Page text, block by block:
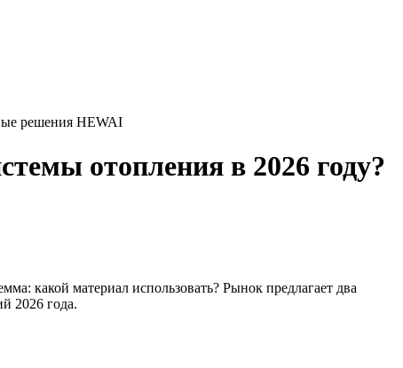
решения HEWAI
отопления в 2026 году?
какой материал использовать? Рынок предлагает два
2026 года.